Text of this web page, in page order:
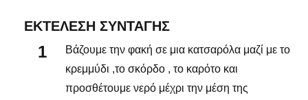
ΕΚΤΈΛΕΣΗ ΣΥΝΤΑΓΉΣ
Βάζουμε την φακή σε μια κατσαρόλα μαζί με το
κρεμμύδι ,το σκόρδο , το καρότο και
προσθέτουμε νερό μέχρι την μέση της